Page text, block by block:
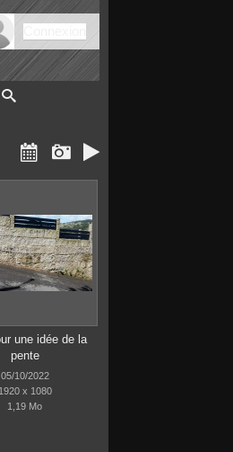
  
une idée de la
pente
05/10/2022
1920 x 1080
1,19 Mo